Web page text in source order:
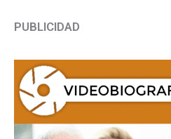
PUBLICIDAD